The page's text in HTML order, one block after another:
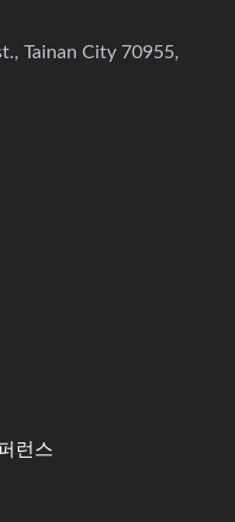
Tainan City 70955,
런스